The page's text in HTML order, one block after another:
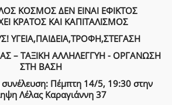
ΚΟΣΜΟΣ ΔΕΝ ΕΙΝΑΙ ΕΦΙΚΤΟΣ
ΚΡΑΤΟΣ ΚΑΙ ΚΑΠΙΤΑΛΙΣΜΟΣ
ΥΓΕΙΑ,ΠΑΙΔΕΙΑ,ΤΡΟΦΗ,ΣΤΕΓΑΣΗ
– ΤΑΞΙΚΗ ΑΛΛΗΛΕΓΓΥΗ - ΟΡΓΑΝΩΣΗ
ΣΤΗ ΒΑΣΗ
συνέλευση: Πέμπτη 14/5, 19:30 στην
Λέλας Καραγιάννη 37